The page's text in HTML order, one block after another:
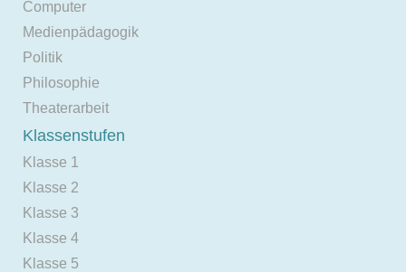
Computer
Medienpädagogik
Politik
Philosophie
Theaterarbeit
Klassenstufen
Klasse 1
Klasse 2
Klasse 3
Klasse 4
Klasse 5